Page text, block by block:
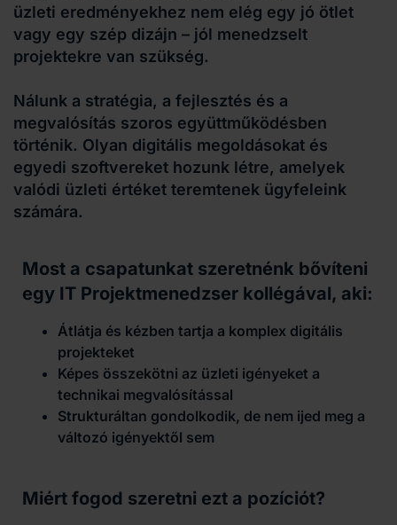
üzleti eredményekhez nem elég egy jó ötlet
vagy egy szép dizájn – jól menedzselt
projektekre van szükség.
Nálunk a stratégia, a fejlesztés és a
megvalósítás szoros együttműködésben
történik. Olyan digitális megoldásokat és
egyedi szoftvereket hozunk létre, amelyek
valódi üzleti értéket teremtenek ügyfeleink
számára.
Most a csapatunkat szeretnénk bővíteni
egy IT Projektmenedzser kollégával, aki:
Átlátja és kézben tartja a komplex digitális
projekteket
Képes összekötni az üzleti igényeket a
technikai megvalósítással
Strukturáltan gondolkodik, de nem ijed meg a
változó igényektől sem
Miért fogod szeretni ezt a pozíciót?